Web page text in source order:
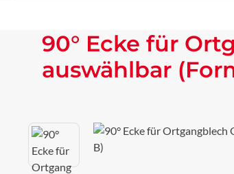
90° Ecke für
auswählbar
Bildergalerie überspringen